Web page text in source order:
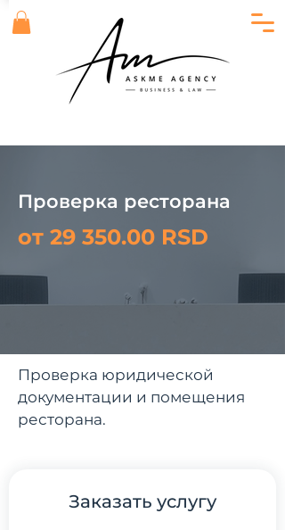
Проверка ресторана
от 29 350.00 RSD
Проверка юридической
документации и помещения
ресторана.
Заказать услугу